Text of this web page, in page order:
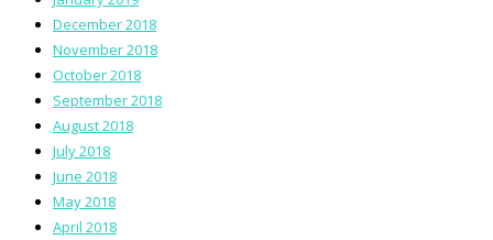
December 2018
November 2018
October 2018
September 2018
August 2018
July 2018
June 2018
May 2018
April 2018